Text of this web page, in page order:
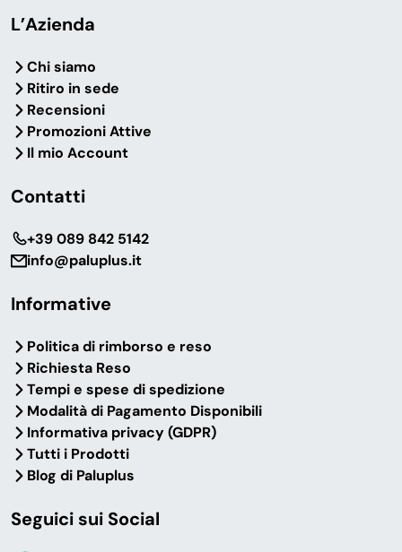
L’Azienda
Chi siamo
Ritiro in sede
Recensioni
Promozioni Attive
Il mio Account
Contatti
‎+39 089 842 5142
info@paluplus.it
Informative
Politica di rimborso e reso
Richiesta Reso
Tempi e spese di spedizione
Modalità di Pagamento Disponibili
Informativa privacy (GDPR)
Tutti i Prodotti
Blog di Paluplus
Seguici sui Social